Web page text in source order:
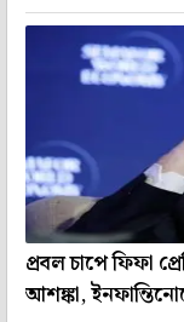
প্রবল চাপে ফিফা
আশঙ্কা,